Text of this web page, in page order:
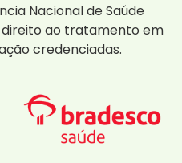
Nacional de Saúde
ao tratamento em
credenciadas.